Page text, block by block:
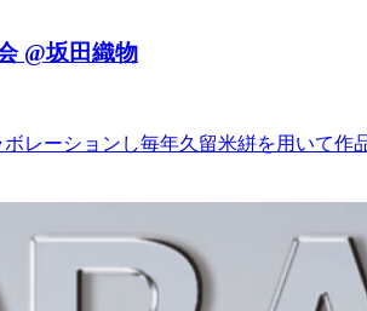
@坂田織物
レーションし毎年久留米絣を用いて作